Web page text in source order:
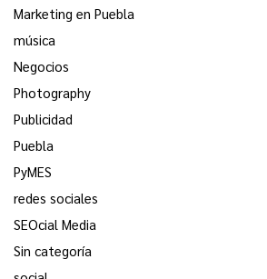
Marketing en Puebla
música
Negocios
Photography
Publicidad
Puebla
PyMES
redes sociales
SEOcial Media
Sin categoría